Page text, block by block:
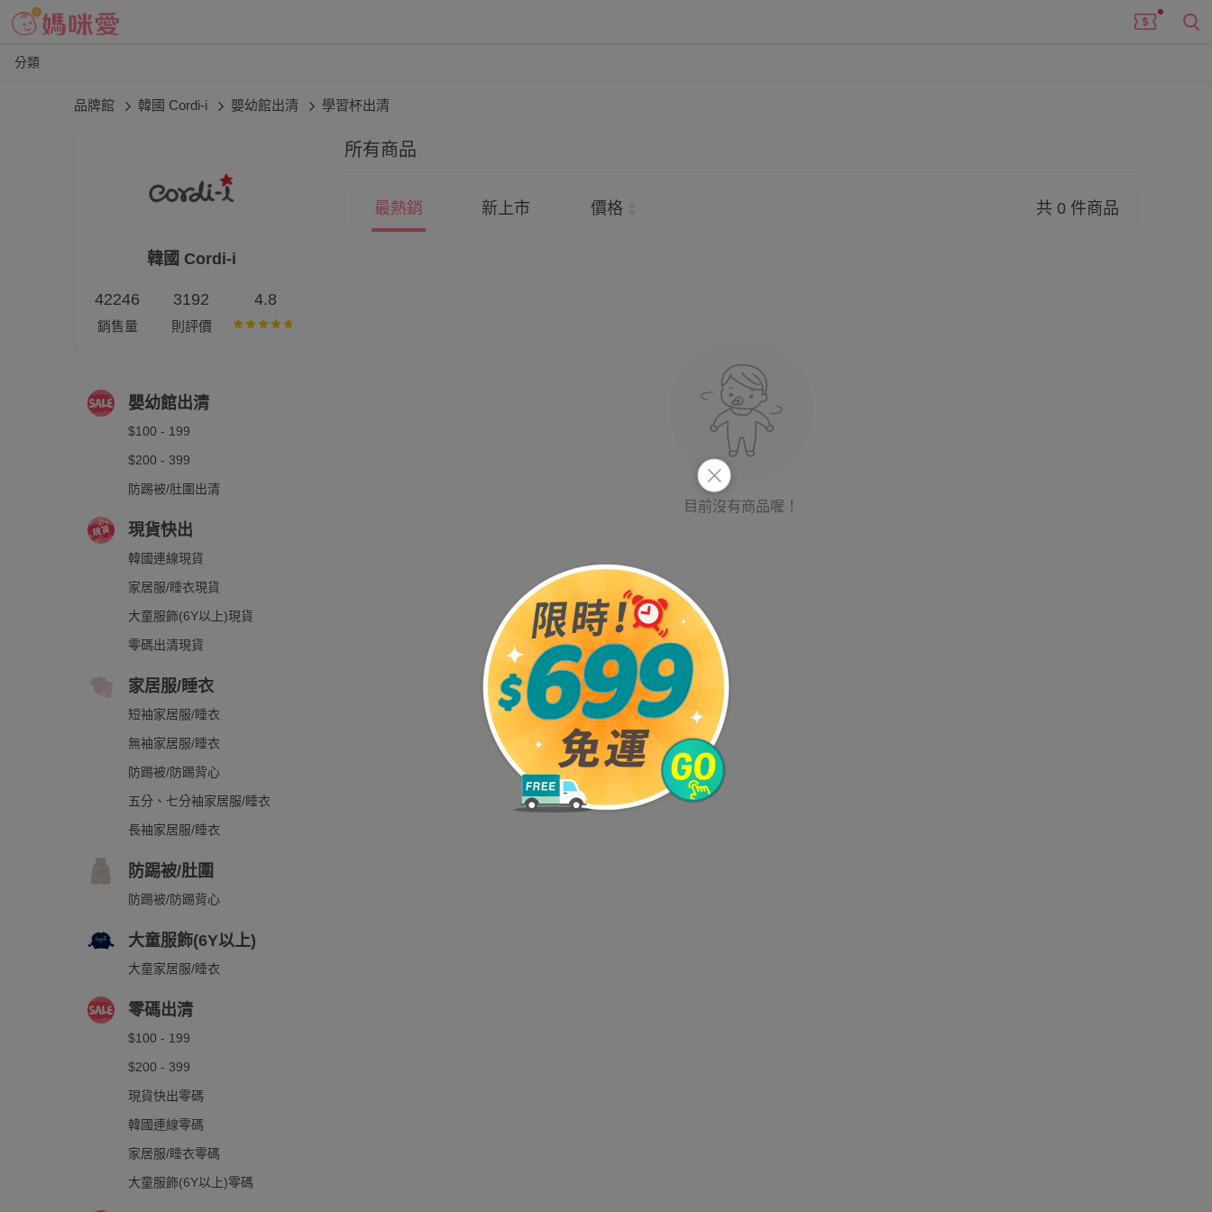
分類
品牌館 韓國 Cordi-i 嬰幼館出清 學習杯出清
韓國 Cordi-i
42246
銷售量
3192
則評價
4.8
嬰幼館出清
$100 - 199
$200 - 399
防踢被/肚圍出清
現貨快出
韓國連線現貨
家居服/睡衣現貨
大童服飾(6Y以上)現貨
零碼出清現貨
家居服/睡衣
短袖家居服/睡衣
無袖家居服/睡衣
防踢被/防踢背心
五分、七分袖家居服/睡衣
長袖家居服/睡衣
防踢被/肚圍
防踢被/防踢背心
大童服飾(6Y以上)
大童家居服/睡衣
零碼出清
$100 - 199
$200 - 399
現貨快出零碼
韓國連線零碼
家居服/睡衣零碼
大童服飾(6Y以上)零碼
所有商品
最熱銷 新上市 價格 共 0 件商品
目前沒有商品喔！